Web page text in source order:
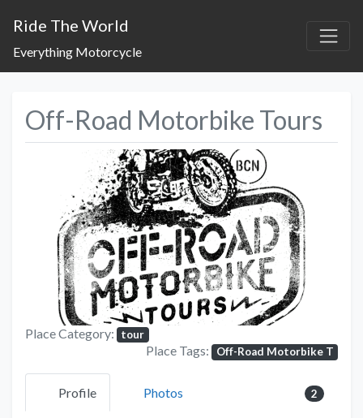
Ride The World
Everything Motorcycle
Off-Road Motorbike Tours
Previous
Place Category: tour
Place Tags: Off-Road Motorbike T
Profile Photos 2